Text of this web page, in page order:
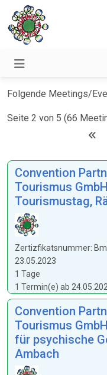
Folgende Meetings/
Seite 2 von 5 (66
Convention
Tourismus
Tourismustag,
Zertizfikatsnummer:
23.05.2023
1 Tage
1 Termin(e) ab
Convention
Tourismus
für psychische
Ambach